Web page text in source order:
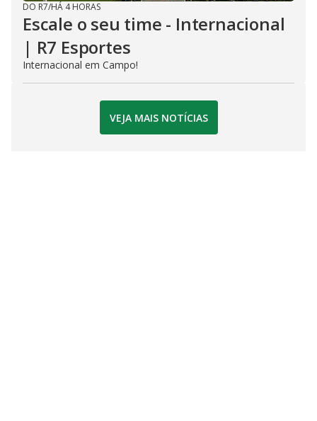
DO R7/HÁ 4 HORAS
Escale o seu time - Internacional
| R7 Esportes
Internacional em Campo!
VEJA MAIS NOTÍCIAS